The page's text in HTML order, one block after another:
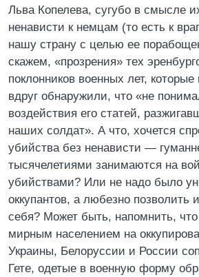
Льва Копелева, сугубо в смысле
ненависти к немцам (то есть к
нашу страну с целью ее
скажем, «прозрения» тех
поклонников военных лет, которые
вдруг обнаружили, что «не
воздействия его статей,
наших солдат». А что, хочется
убийства без ненависти —
тысячелетиями занимаются на
убийствами? Или не надо было
оккупантов, а любезно позволить
себя? Может быть, напомнить,
мирным населением на
Украины, Белоруссии и России
Гете, одетые в военную форму